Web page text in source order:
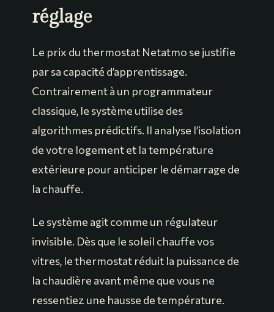
réglage
Le prix du thermostat Netatmo se justifie
par sa capacité d’apprentissage.
Contrairement à un programmateur
classique, le système utilise des
algorithmes prédictifs. Il analyse l’isolation
de votre logement et la température
extérieure pour anticiper le démarrage de
la chauffe.
Le système agit comme un régulateur
invisible. Dès que le soleil chauffe vos
vitres, le thermostat réduit la puissance de
la chaudière avant même que vous ne
ressentiez une hausse de température.